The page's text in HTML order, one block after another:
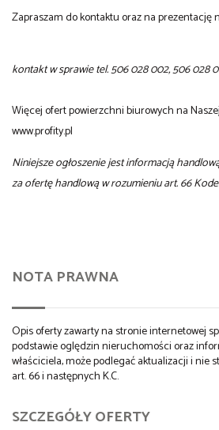
Zapraszam do kontaktu oraz na prezentację
kontakt w sprawie tel. 506 028 002, 506 028
Więcej ofert powierzchni biurowych na
www.profity.pl
Niniejsze ogłoszenie jest informacją
za ofertę handlową w rozumieniu art. 66
NOTA PRAWNA
Opis oferty zawarty na stronie internetowej
podstawie oględzin nieruchomości oraz
właściciela, może podlegać aktualizacji i nie
art. 66 i następnych K.C.
SZCZEGÓŁY OFERTY